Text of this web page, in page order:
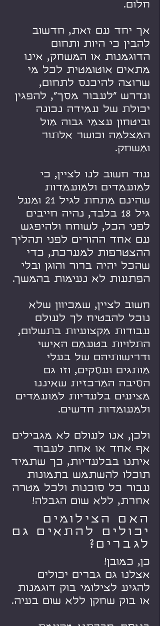
חלום.
אך יחד עם זאת, חדשוב
להבין כי היות ותחום
הדוגמנות או המשחק, אינו
מתאים אוטומטית לכל מי
שרוצה להיכנס לתחום,
ונדרש "לעבור מסך", להפגין
יכולת של עמידה נכונה
וביטחון עצמי גבוה מול
המצלמה וכושר אלתור
ומשחק.
עוד חשוב לנו לציין, כי
למועמדים ולמועמדות
שהינם מתחת לגיל 21 ומעל
גיל 18 בלבד, נהיה חייבים
לפני הכל, לשוחח ולהיפגש
עם אחד ההורים לפני תהליך
ההצטרפות למערכת, כדי
שהכל יהיה ברור והוגן ובלי
הפתעות לא נעימות בהמשך.
חשוב לציין, שמכיוון שלא
נוכל להבטיח לך לעולם
עבודות מקצועיות בתשלום,
התלויות בטעמם האישי
ודרישותיהם של בעלי
מותגים ועסקים, וזו גם
הסיבה המרכזית שאיננו
מציעים בלעדיות למועמדים
ולמעומדות חדשים.
ולכן, אנו לעולם לא מגבילים
אף אחד או אחת לעבוד
איתנו בבלעדיות, כך שתמיד
תוכלו להשתמש בתמונות
עבור כל סוכנות ולכל מטרה
אחרת, ללא שום הגבלה!
האם הצילומים
יכולים להתאים גם
לגברים?
כן, כמובן!
אצלנו גם גברים יכולים
להגיע לצילומי בוק דוגמנות
או בוק שחקן ללא שום בעיה.